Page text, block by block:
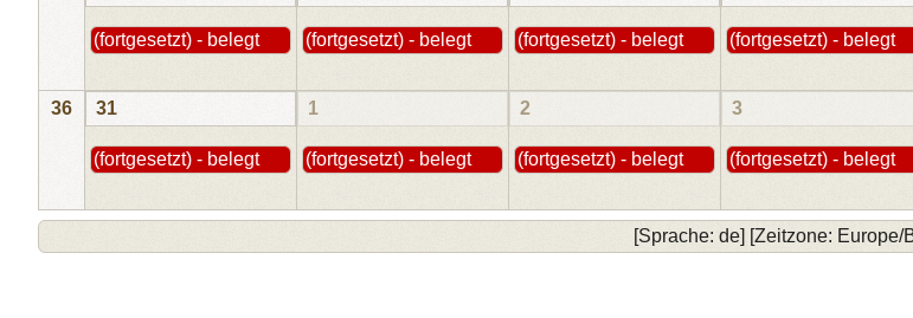
(fortgesetzt) - belegt (fortgesetzt) - belegt (fortgesetzt) - belegt (fortgesetzt) - belegt
36 31
(fortgesetzt) - belegt
1
(fortgesetzt) - belegt
2
(fortgesetzt) - belegt
3
(fortgesetzt) - belegt
[Sprache: de] [Zeitzone: Europe/